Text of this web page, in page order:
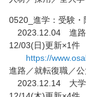
0520_進学：受験・
2023.12.04 進
12/03(日)更新×1件
https://
進路／就転復職／